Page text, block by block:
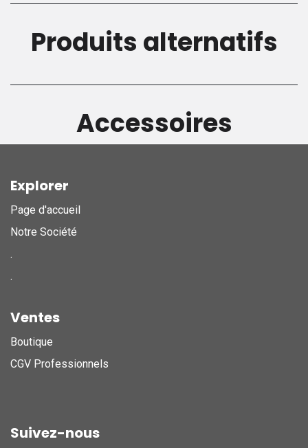
Produits alternatifs
Accessoires
Explorer
Page d'accueil
Notre Société
.
.
Ventes
Boutique
CGV Professionnels
Suivez-nous